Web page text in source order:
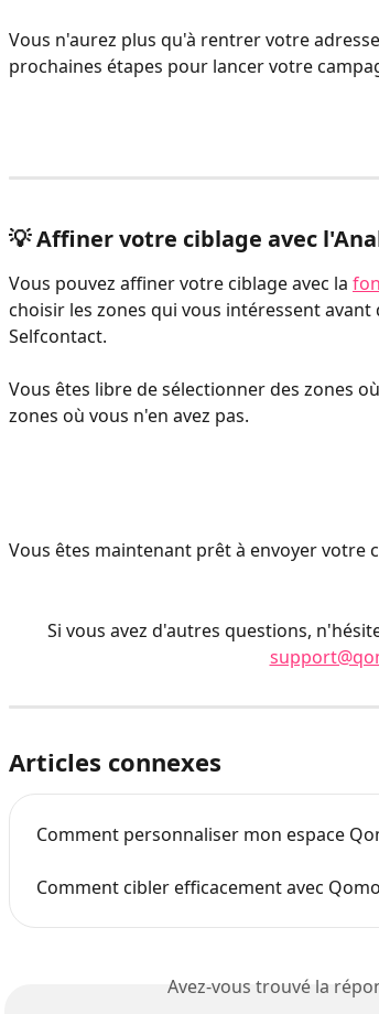
Vous n'aurez plus qu'à rentrer votre
prochaines étapes pour lancer votre
💡 Affiner votre ciblage avec
Vous pouvez affiner votre ciblage avec la
choisir les zones qui vous intéressent
Selfcontact.
Vous êtes libre de sélectionner des zones
zones où vous n'en avez pas.
Vous êtes maintenant prêt à envoyer votre
Si vous avez d'autres questions,
Articles connexes
Comment personnaliser mon espace
Comment cibler efficacement avec
Avez-vous trouvé la